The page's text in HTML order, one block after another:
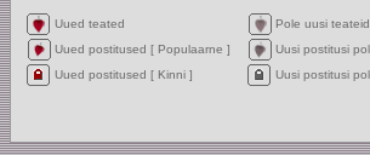
Uued teated Pole uusi teateid
Uued postitused [ Populaarne ]
Uusi postitusi
Uued postitused [ Kinni ]
Uusi postitusi